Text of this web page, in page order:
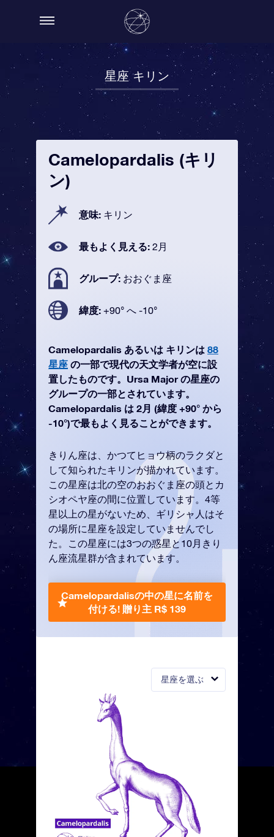
星座 キリン
星座を選ぶ
Camelopardalis (キリ
ン)
意味: キリン
最もよく見える: 2月
グループ: おおぐま座
緯度: +90° へ -10°
Camelopardalis あるいは キリンは 88
星座 の一部で現代の天文学者が空に設
置したものです。Ursa Major の星座の
グループの一部とされています。
Camelopardalis は 2月 (緯度 +90° から
-10°)で最もよく見ることができます。
きりん座は、かつてヒョウ柄のラクダと
して知られたキリンが描かれています。
この星座は北の空のおおぐま座の頭とカ
シオペヤ座の間に位置しています。4等
星以上の星がないため、ギリシャ人はそ
の場所に星座を設定していませんでし
た。この星座には3つの惑星と10月きり
ん座流星群が含まれています。
Camelopardalisの中の星に名前を
付ける! 贈り主 R$ 139